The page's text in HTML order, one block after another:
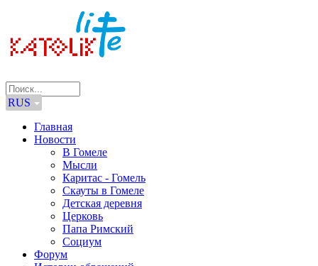
RUS
Главная
Новости
В Гомеле
Мысли
Каритас - Гомель
Скауты в Гомеле
Детская деревня
Церковь
Папа Римский
Социум
Форум